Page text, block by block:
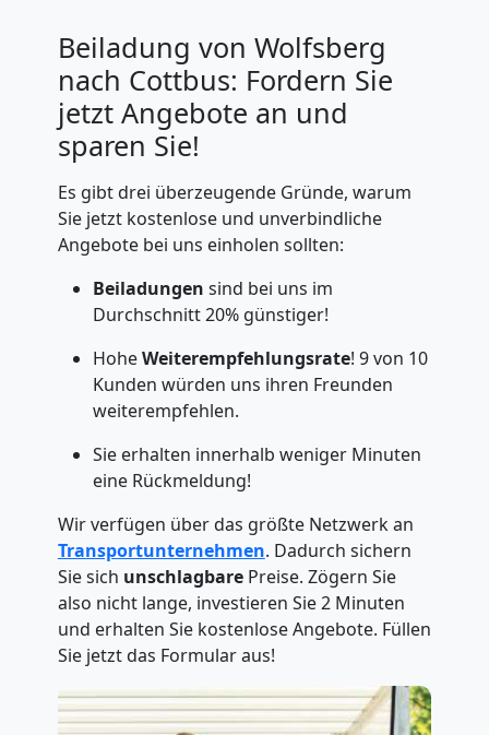
Beiladung von Wolfsberg
nach Cottbus: Fordern Sie
jetzt Angebote an und
sparen Sie!
Es gibt drei überzeugende Gründe, warum
Sie jetzt kostenlose und unverbindliche
Angebote bei uns einholen sollten:
Beiladungen sind bei uns im
Durchschnitt 20% günstiger!
HoheWeiterempfehlungsrate! 9 von 10
Kunden würden uns ihren Freunden
weiterempfehlen.
Sie erhalten innerhalb weniger Minuten
eine Rückmeldung!
Wir verfügen über das größte Netzwerk an
Transportunternehmen. Dadurch sichern
Sie sich unschlagbarePreise. Zögern Sie
also nicht lange, investieren Sie 2 Minuten
und erhalten Sie kostenlose Angebote. Füllen
Sie jetzt das Formular aus!